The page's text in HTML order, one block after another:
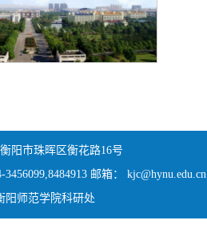
阳市珠晖区衡花路16号
邮箱： kjc@hynu.edu.cn
阳师范学院科研处